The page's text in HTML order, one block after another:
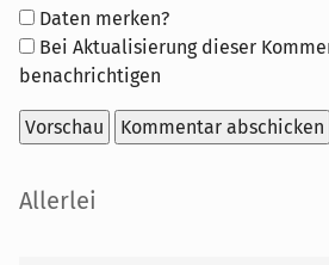
Formular-
Optionen
Daten merken?
Bei Aktualisierung dieser
benachrichtigen
Seitenleiste
Allerlei